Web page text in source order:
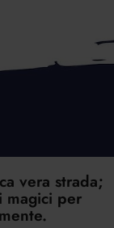
vera strada;
magici per